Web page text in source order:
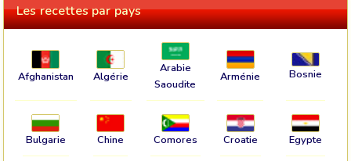
Les recettes par pays
Afghanistan Algérie
Arabie
Saoudite
Arménie Bosnie
Bulgarie Chine Comores Croatie Egypte